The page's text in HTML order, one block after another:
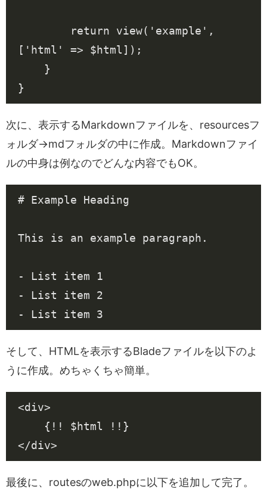
return view( 'example' ,
[ 'html' => $html ]);
}
}
次に、表示するMarkdownファイルを、resourcesフ
ォルダ->mdフォルダの中に作成。Markdownファイ
ルの中身は例なのでどんな内容でもOK。
-
-
-
そして、HTMLを表示するBladeファイルを以下のよ
うに作成。めちゃくちゃ簡単。
<div>
{ !! $html !! }
</div>
最後に、routesのweb.phpに以下を追加して完了。